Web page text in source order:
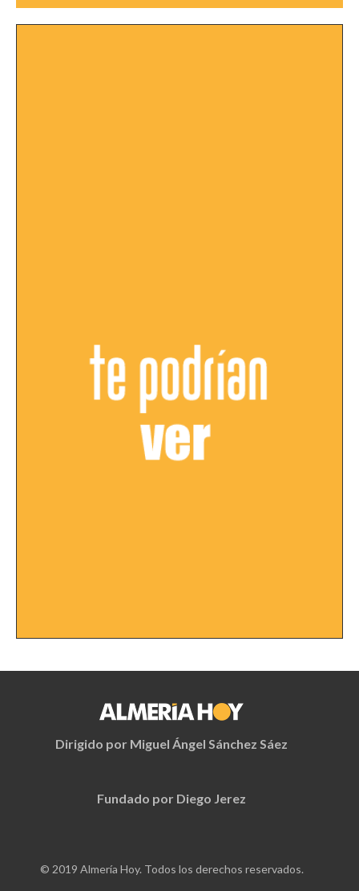
Dirigido por Miguel Ángel Sánchez Sáez
Fundado por Diego Jerez
© 2019 Almería Hoy. Todos los derechos reservados.